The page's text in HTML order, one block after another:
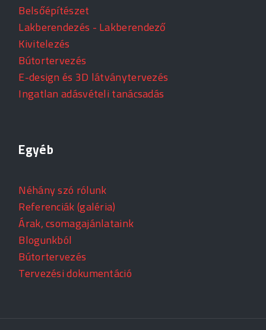
Belsőépítészet
Lakberendezés - Lakberendező
Kivitelezés
Bútortervezés
E-design és 3D látványtervezés
Ingatlan adásvételi tanácsadás
Egyéb
Néhány szó rólunk
Referenciák (galéria)
Árak, csomagajánlataink
Blogunkból
Bútortervezés
Tervezési dokumentáció